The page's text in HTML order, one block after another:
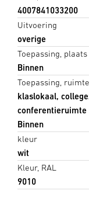
4007841033200
Uitvoering
overige
Toepassing, plaats
Binnen
Toepassing, ruimte
klaslokaal,
conferentieruimte /
Binnen
kleur
wit
Kleur, RAL
9010